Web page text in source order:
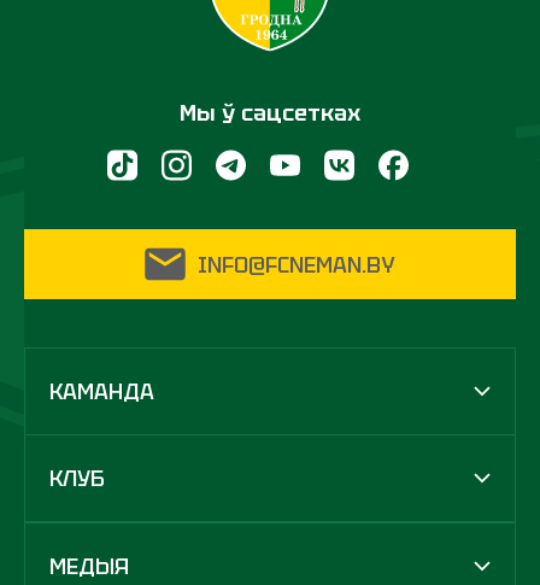
Мы ў сацсетках
INFO@FCNEMAN.BY
КАМАНДА
КЛУБ
МЕДЫЯ